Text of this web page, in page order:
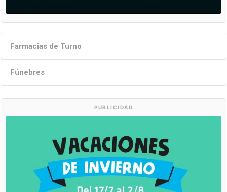
Farmacias de Turno
Fúnebres
PUBLICIDAD